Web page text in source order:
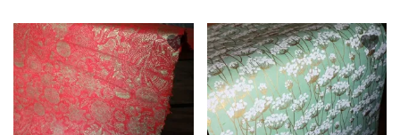
favorite favorite